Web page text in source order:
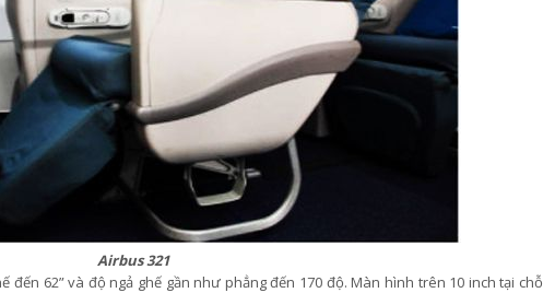
Airbus 321
đến 62” và độ ngả ghế gần như phẳng đến 170 độ. Màn hình trên 10 inch tại chỗ